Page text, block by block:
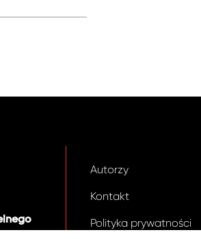
Autorzy
Kontakt
Polityka prywatności